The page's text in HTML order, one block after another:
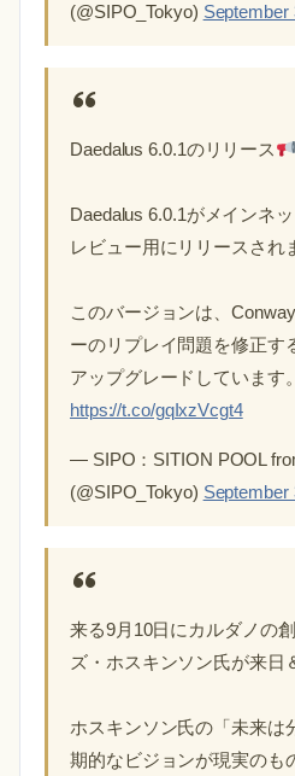
(@SIPO_Tokyo) September
Daedalus 6.0.1のリリース
Daedalus 6.0.1がメインネ
レビュー用にリリースされ
このバージョンは、
ーのリプレイ問題を修正す
アップグレードしています
https://t.co/gqIxzVcgt4
— SIPO：SITION POOL
(@SIPO_Tokyo) September
来る9月10日にカルダノの
ズ・ホスキンソン氏が来日
ホスキンソン氏の「未来は
期的なビジョンが現実のも